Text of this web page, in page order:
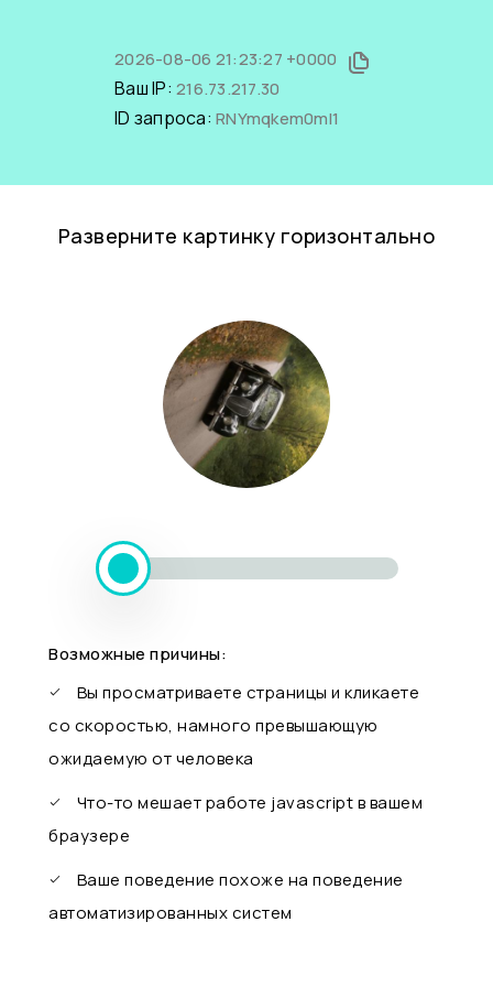
2026-08-06 21:23:27 +0000
Ваш IP: 216.73.217.30
ID запроса: RNYmqkem0mI1
Разверните картинку горизонтально
Возможные причины:
Вы просматриваете страницы и кликаете
со скоростью, намного превышающую
ожидаемую от человека
Что-то мешает работе javascript в вашем
браузере
Ваше поведение похоже на поведение
автоматизированных систем